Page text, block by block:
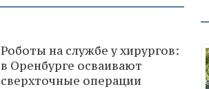
Роботы на службе у хирургов:
в Оренбурге осваивают
сверхточные операции